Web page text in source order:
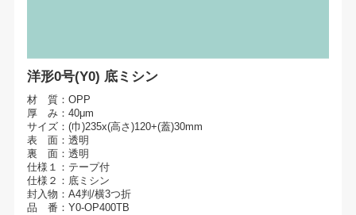
洋形0号(Y0) 底ミシン
材 質：OPP
厚 み：40μm
サイズ：(巾)235x(高さ)120+(蓋)30mm
表 面：透明
裏 面：透明
仕様１：テープ付
仕様２：底ミシン
封入物：A4判/横3つ折
品 番：Y0-OP400TB